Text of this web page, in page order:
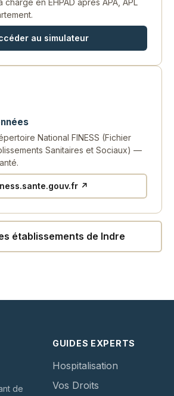
charge en EHPAD après APA, APL
au simulateur
National FINESS (Fichier
Sanitaires et Sociaux) —
↗
établissements de Indre
de
GUIDES EXPERTS
Hospitalisation
Vos Droits